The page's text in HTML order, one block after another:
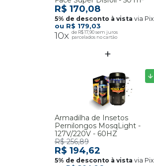
R$ 179,03
10x R$ 17,90
R$ 170,08
via Pix
Armadilha de Insetos
Pernilongos MosqLight -
127V/220V - 60HZ
R$ 256,89
R$ 194,62
via Pix